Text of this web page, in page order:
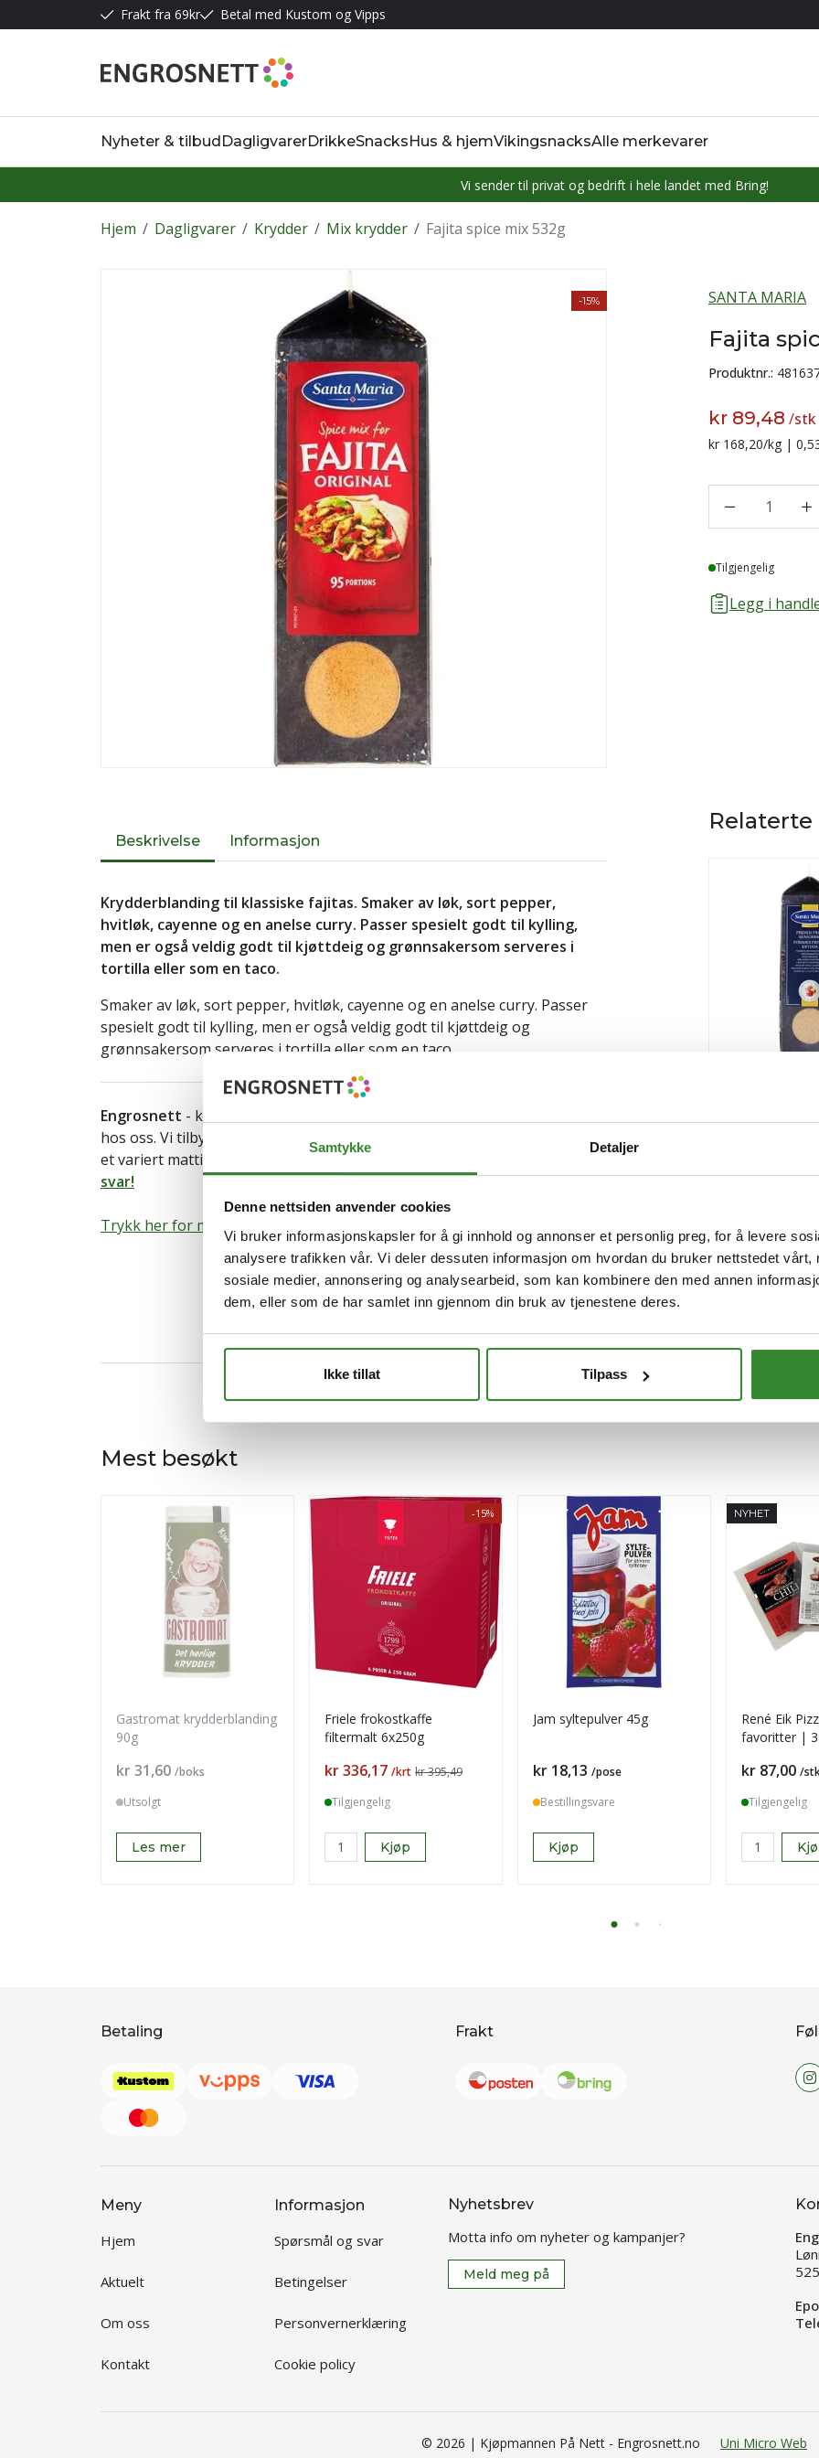
Samtykke Detaljer
Denne nettsiden anvender cookies
Vi bruker informasjonskapsler for å gi innhold og annonser et personlig preg, for å levere
analysere trafikken vår. Vi deler dessuten informasjon om hvordan du bruker nettstedet vårt,
sosiale medier, annonsering og analysearbeid, som kan kombinere den med annen
dem, eller som de har samlet inn gjennom din bruk av tjenestene deres.
Ikke tillat Tilpass
Frakt fra 69kr Betal med Kustom og Vipps
Nyheter & tilbudDagligvarerDrikkeSnacksHus & hjemVikingsnacksAlle merkevarer
Vi sender til privat og bedrift i hele landet med Bring!
/
Hjem /
Dagligvarer /
Krydder /
Mix krydder Fajita spice mix 532g
-15% SANTA MARIA
Fajita
Produktnr.:
kr 89,48 /stk
Sammenligning
kr 168,20/kg |
1
Lager
Tilgjengelig
Legg i
Beskrivelse Informasjon
Krydderblanding til klassiske fajitas. Smaker av løk, sort pepper,
hvitløk, cayenne og en anelse curry. Passer spesielt godt til kylling,
men er også veldig godt til kjøttdeig og grønnsakersom serveres i
tortilla eller som en taco.
Smaker av løk, sort pepper, hvitløk, cayenne og en anelse curry. Passer
spesielt godt til kylling, men er også veldig godt til kjøttdeig og
grønnsakersom serveres i tortilla eller som en taco.
Engrosnett - kjøpmannen på nett. Både
hos oss. Vi tilbyr hjemlevering av storhusholdning produkter, proviant og
et variert mattilbud til både hjem og arbeidsplassen.
svar!
Trykk her for mer informasjon om varen.
Pris
kr 78,28 /stk
Mest besøkt
Gastromat krydderblanding
90g
Pris
kr 31,60 /boks
Utsolgt
Les mer
-15%
Friele frokostkaffe
filtermalt 6x250g
Pris
kr 336,17 /krt kr 395,49
Tilgjengelig
Kjøp
Jam syltepulver 45g
Pris
kr 18,13 /pose
Bestillingsvare
Kjøp
NYHET
René Eik
favoritter | 3
Pris
kr 87,00 /
Tilgjengelig
Betaling Frakt
Meny
Hjem
Aktuelt
Om oss
Kontakt
Informasjon
Spørsmål og svar
Betingelser
Personvernerklæring
Cookie policy
Nyhetsbrev
Motta info om nyheter og kampanjer?
Meld meg på
© 2026 | Kjøpmannen På Nett - Engrosnett.no Uni Micro Web